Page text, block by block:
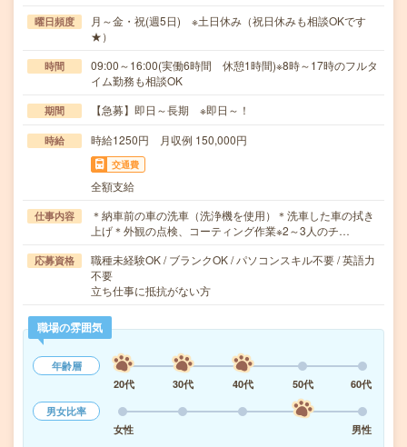
曜日頻度
月～金・祝(週5日) ※土日休み（祝日休みも相談OKです
★）
時間
09:00～16:00(実働6時間 休憩1時間)※8時～17時のフルタ
イム勤務も相談OK
期間 【急募】即日～長期 ※即日～！
時給 時給1250円 月収例 150,000円
交通費
全額支給
仕事内容
＊納車前の車の洗車（洗浄機を使用）＊洗車した車の拭き
上げ＊外観の点検、コーティング作業※2～3人のチ…
応募資格
職種未経験OK / ブランクOK / パソコンスキル不要 / 英語力
不要
立ち仕事に抵抗がない方
職場の雰囲気
年齢層
20代
30代 40代 50代
60代
男女比率
女性
男性